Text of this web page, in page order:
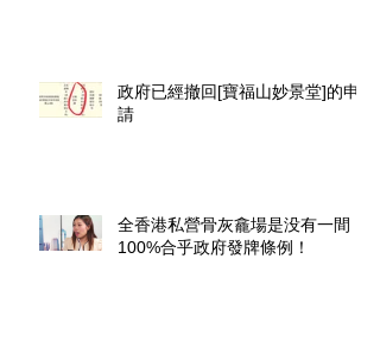
政府已經撤回[寶福山妙景堂]的申
請
全香港私營骨灰龕場是没有一間
100%合乎政府發牌條例！